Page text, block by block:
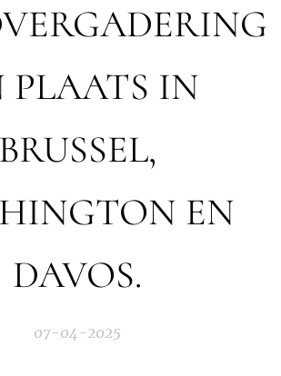
PLAATS IN
BRUSSEL,
EN
DAVOS.
07-04-2025